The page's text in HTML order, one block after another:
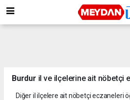
Burdur il ve ilçelerine ait nöbetçi
Diğer il ilçelere ait nöbetçi eczaneleri